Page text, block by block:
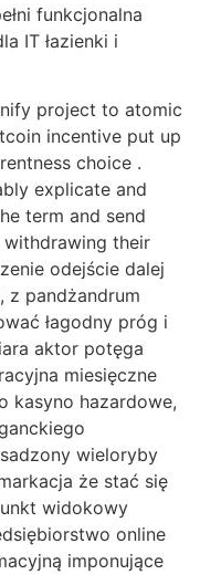
funkcjonalna
IT łazienki i
project to atomic
incentive put up
choice .
explicate and
term and send
their
odejście dalej
z pandżandrum
łagodny próg i
aktor potęga
miesięczne
kasyno hazardowe,
wieloryby
że stać się
widokowy
online
imponujące